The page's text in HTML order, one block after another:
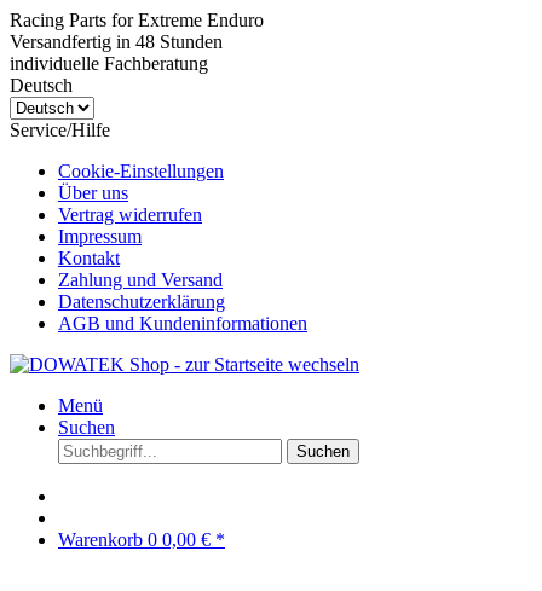
Racing Parts for Extreme Enduro
Versandfertig in 48 Stunden
individuelle Fachberatung
Deutsch
Service/Hilfe
Cookie-Einstellungen
Über uns
Vertrag widerrufen
Impressum
Kontakt
Zahlung und Versand
Datenschutzerklärung
AGB und Kundeninformationen
Menü
Suchen
Suchen
Warenkorb 0 0,00 € *